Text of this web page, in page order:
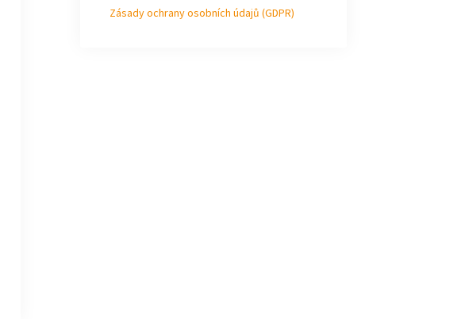
Zásady ochrany osobních údajů (GDPR)